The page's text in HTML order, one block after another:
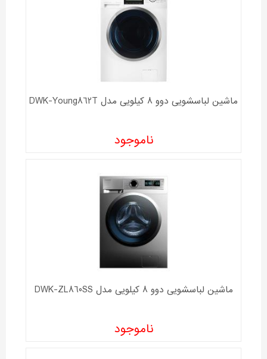
ماشین لباسشویی دوو 8 کیلویی مدل DWK-Young862T
ناموجود
ماشین لباسشویی دوو 8 کیلویی مدل DWK-ZL860SS
ناموجود